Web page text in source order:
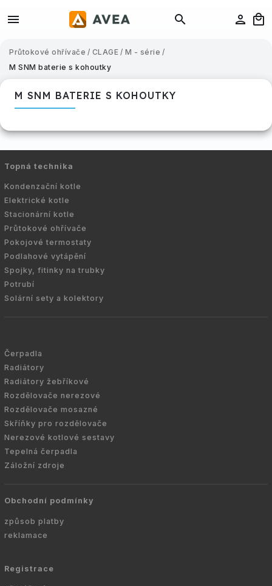
Průtokové ohřívače / CLAGE / M - série /
M SNM baterie s kohoutky
M SNM BATERIE S KOHOUTKY
Topná technika
Kondenzační kotle
Elektrické kotle
Stacionární kotle
Průtokové ohřívače
Pokojové termostaty
Podlahové vytápění
Spojky, fitinky na trubky
Potrubí
Solární sety a kolektory
Čerpadla
Radiátory
Radiátory žebříkové
Rozdělovače nerezové
Rozdělovače mosazné
Skříňky pro rozdělovače
Nerezové kotlové sestavy
Tepelná čerpadla
Záložní zdroje
Obchodní podmínky
způsob platby
reklamace
Registrace